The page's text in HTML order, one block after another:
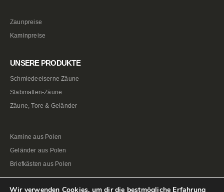
Zaunpreise
Kaminpreise
UNSERE PRODUKTE
Schmiedeeiserne Zäune
Stabmatten-Zäune
Zäune, Tore & Geländer
Kamine aus Polen
Geländer aus Polen
Briefkästen aus Polen
Wir verwenden Cookies, um dir die bestmögliche Erfahrung